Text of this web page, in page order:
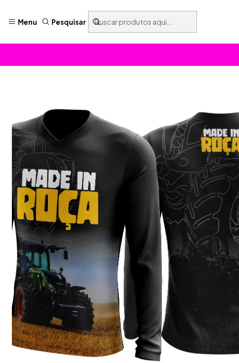
Menu Pesquisar